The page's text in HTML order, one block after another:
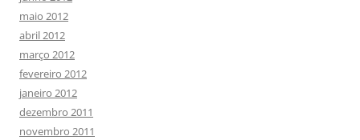
maio 2012
abril 2012
março 2012
fevereiro 2012
janeiro 2012
dezembro 2011
novembro 2011